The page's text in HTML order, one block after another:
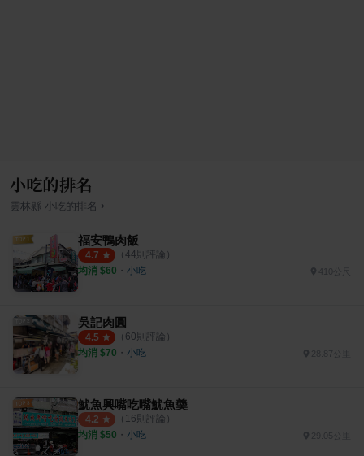
小吃的排名
雲林縣 小吃 的排名 ›
福安鴨肉飯
4.7 （ 44則評論）
均消 $60 ・ 小吃 410公尺
吳記肉圓
4.5 （ 60則評論）
均消 $70 ・ 小吃
魷魚興嘴吃嘴魷魚羮
4.2 （ 16則評論）
均消 $50 ・ 小吃 29.05公里